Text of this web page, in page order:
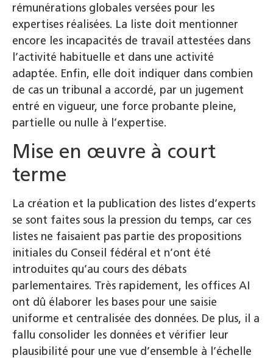
rémunérations globales versées pour les
expertises réalisées. La liste doit mentionner
encore les incapacités de travail attestées dans
l’activité habituelle et dans une activité
adaptée. Enfin, elle doit indiquer dans combien
de cas un tribunal a accordé, par un jugement
entré en vigueur, une force probante pleine,
partielle ou nulle à l’expertise.
Mise en œuvre à court
terme
La création et la publication des listes d’experts
se sont faites sous la pression du temps, car ces
listes ne faisaient pas partie des propositions
initiales du Conseil fédéral et n’ont été
introduites qu’au cours des débats
parlementaires. Très rapidement, les offices AI
ont dû élaborer les bases pour une saisie
uniforme et centralisée des données. De plus, il a
fallu consolider les données et vérifier leur
plausibilité pour une vue d’ensemble à l’échelle